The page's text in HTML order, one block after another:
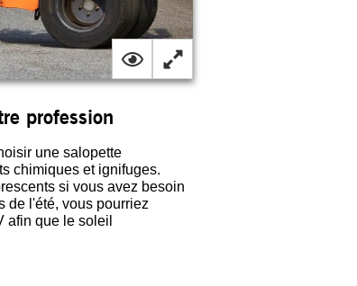
profession
une salopette
chimiques et ignifuges.
si vous avez besoin
de l'été, vous pourriez
afin que le soleil